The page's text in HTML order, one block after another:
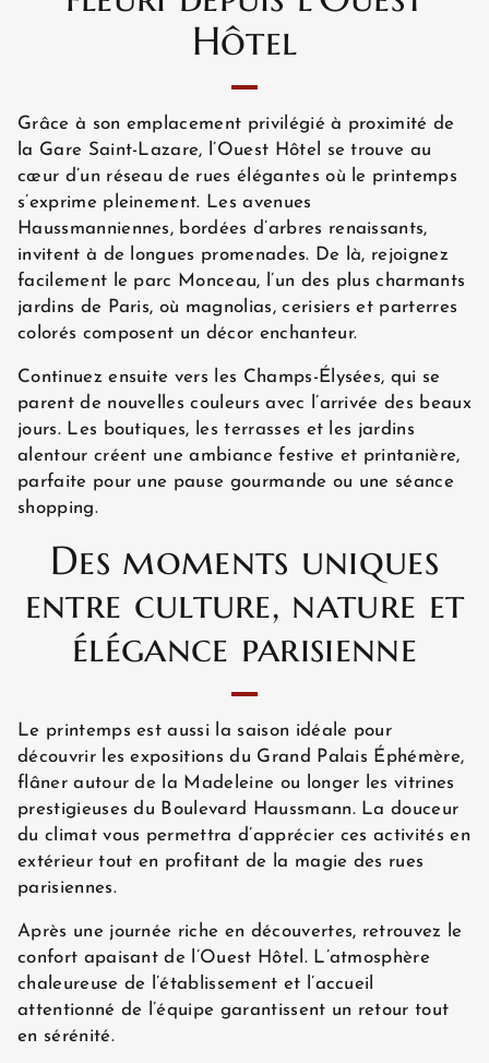
HÔTEL ET SERVICES
CHAMBRES
OFFRES EXCLUSIVES
SITUATION
GALERIE PHOTOS
AVIS CLIENTS
Hôtel
Grâce à son emplacement privilégié à proximité de
la Gare Saint-Lazare, l’Ouest Hôtel se trouve au
cœur d’un réseau de rues élégantes où le printemps
s’exprime pleinement. Les avenues
Haussmanniennes, bordées d’arbres renaissants,
invitent à de longues promenades. De là, rejoignez
facilement le parc Monceau, l’un des plus charmants
jardins de Paris, où magnolias, cerisiers et parterres
colorés composent un décor enchanteur.
Continuez ensuite vers les Champs-Élysées, qui se
parent de nouvelles couleurs avec l’arrivée des beaux
jours. Les boutiques, les terrasses et les jardins
alentour créent une ambiance festive et printanière,
parfaite pour une pause gourmande ou une séance
shopping.
Des moments uniques
entre culture, nature et
élégance parisienne
Le printemps est aussi la saison idéale pour
découvrir les expositions du Grand Palais Éphémère,
flâner autour de la Madeleine ou longer les vitrines
prestigieuses du Boulevard Haussmann. La douceur
du climat vous permettra d’apprécier ces activités en
extérieur tout en profitant de la magie des rues
parisiennes.
Après une journée riche en découvertes, retrouvez le
confort apaisant de l’Ouest Hôtel. L’atmosphère
chaleureuse de l’établissement et l’accueil
attentionné de l’équipe garantissent un retour tout
en sérénité.